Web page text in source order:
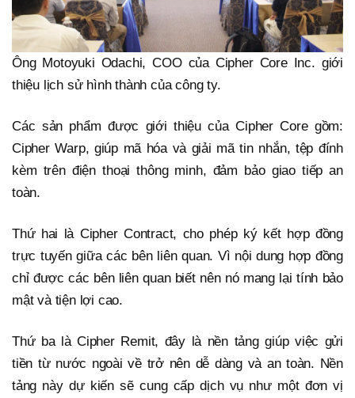
Ông Motoyuki Odachi, COO của Cipher Core Inc. giới
thiệu lịch sử hình thành của công ty.
Các sản phẩm được giới thiệu của Cipher Core gồm:
Cipher Warp, giúp mã hóa và giải mã tin nhắn, tệp đính
kèm trên điện thoại thông minh, đảm bảo giao tiếp an
toàn.
Thứ hai là Cipher Contract, cho phép ký kết hợp đồng
trực tuyến giữa các bên liên quan. Vì nội dung hợp đồng
chỉ được các bên liên quan biết nên nó mang lại tính bảo
mật và tiện lợi cao.
Thứ ba là Cipher Remit, đây là nền tảng giúp việc gửi
tiền từ nước ngoài về trở nên dễ dàng và an toàn. Nền
tảng này dự kiến sẽ cung cấp dịch vụ như một đơn vị